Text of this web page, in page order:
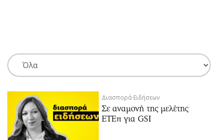
ΚΑΤΗΓΟΡΙΕΣ ΣΥΝΔΕΣΗ
Κύπρος
Παιδεία
Υγεία
Απόψεις
Αρθρογραφία
Διασπορά Ειδήσεων
Σε αναμονή της μελέτης
ΕΤΕπ για GSI